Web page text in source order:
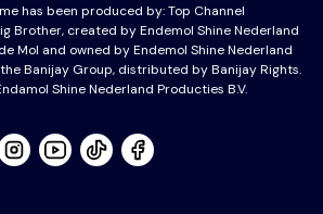
has been produced by:Top Channel
Brother, created by Endemol Shine Nederland
Mol and owned by Endemol Shine Nederland
Banijay Group, distributed by Banijay Rights.
Shine Nederland Producties B.V.